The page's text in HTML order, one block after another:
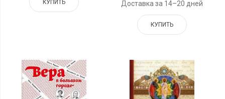
КУПИТЬ Доставка за 14–20 дней
КУПИТЬ